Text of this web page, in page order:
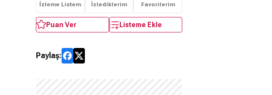
İzleme Listem İzlediklerim Favorilerim
Puan Ver Listeme Ekle
Paylaş: